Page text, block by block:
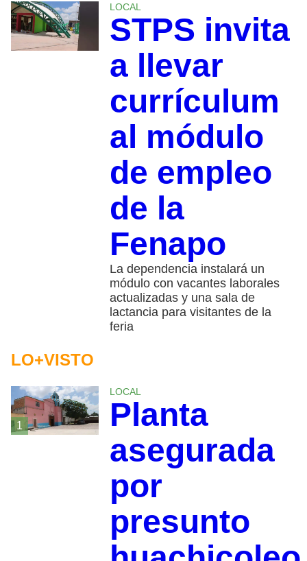
LOCAL
STPS invita
a llevar
currículum
al módulo
de empleo
de la
Fenapo
La dependencia instalará un
módulo con vacantes laborales
actualizadas y una sala de
lactancia para visitantes de la
feria
LO+VISTO
1
LOCAL
Planta
asegurada
por
presunto